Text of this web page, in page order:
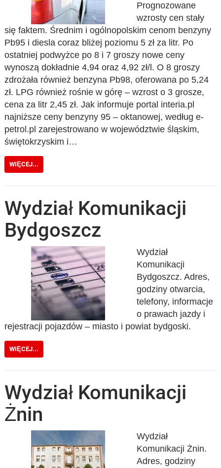
Prognozowane
wzrosty cen stały
się faktem. Średnim i ogólnopolskim cenom benzyny
Pb95 i diesla coraz bliżej poziomu 5 zł za litr. Po
ostatniej podwyżce po 8 i 7 groszy nowe ceny
wynoszą dokładnie 4,94 oraz 4,92 zł/l. O 8 groszy
zdrożała również benzyna Pb98, oferowana po 5,24
zł. LPG również rośnie w górę – wzrost o 3 grosze,
cena za litr 2,45 zł. Jak informuje portal interia.pl
najniższe ceny benzyny 95 – oktanowej, według e-
petrol.pl zarejestrowano w województwie śląskim,
świętokrzyskim i…
WIĘCEJ...
Wydział Komunikacji
Bydgoszcz
Wydział
Komunikacji
Bydgoszcz. Adres,
godziny otwarcia,
telefony, informacje
o prawach jazdy i
rejestracji pojazdów – miasto i powiat bydgoski.
WIĘCEJ...
Wydział Komunikacji
Żnin
Wydział
Komunikacji Żnin.
Adres, godziny